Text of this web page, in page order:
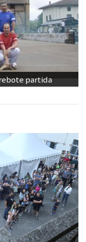
partida